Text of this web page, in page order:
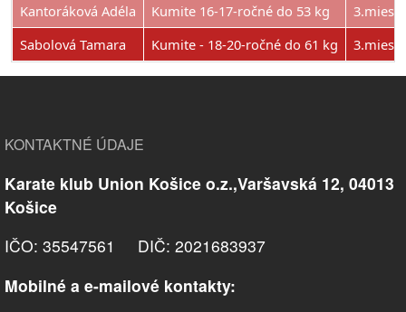
Kantoráková Adéla
Kumite 16-17-ročné do 53 kg
3.miesto
Sabolová Tamara
Kumite - 18-20-ročné do 61 kg 3.miesto
KONTAKTNÉ ÚDAJE
Karate klub Union Košice o.z.,Varšavská 12, 04013
Košice
IČO: 35547561 DIČ: 2021683937
Mobilné a e-mailové kontakty: